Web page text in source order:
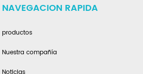
NAVEGACION RAPIDA
productos
Nuestra compañía